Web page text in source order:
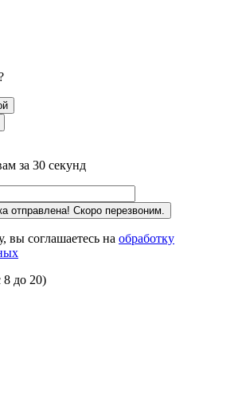
за 30 секунд
отправлена! Скоро перезвоним.
вы соглашаетесь на обработку
8 до 20)